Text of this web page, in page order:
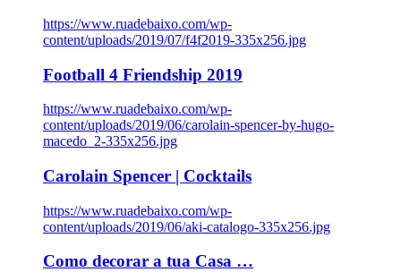
https://www.ruadebaixo.com/wp-
content/uploads/2019/07/f4f2019-335x256.jpg
Football 4 Friendship 2019
https://www.ruadebaixo.com/wp-
content/uploads/2019/06/carolain-spencer-by-hugo-
macedo_2-335x256.jpg
Carolain Spencer | Cocktails
https://www.ruadebaixo.com/wp-
content/uploads/2019/06/aki-catalogo-335x256.jpg
Como decorar a tua Casa …